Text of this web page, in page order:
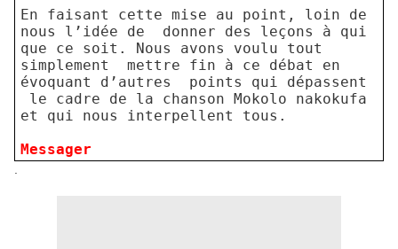
En faisant cette mise au point, loin de
nous l’idée de
donner des leçons à qui
que ce soit. Nous avons voulu tout
simplement
mettre fin à ce débat en
évoquant d’autres
points qui dépassent
le cadre de la chanson Mokolo nakokufa
et qui nous interpellent tous.
Messager